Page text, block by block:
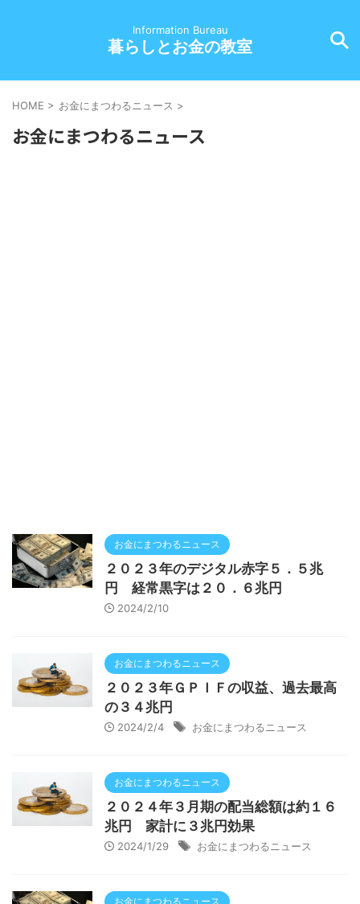
Information Bureau
暮らしとお金の教室
HOME > お金にまつわるニュース >
お金にまつわるニュース
お金にまつわるニュース
２０２３年のデジタル赤字５．５兆
円 経常黒字は２０．６兆円
2024/2/10
お金にまつわるニュース
２０２３年ＧＰＩＦの収益、過去最高
の３４兆円
2024/2/4 お金にまつわるニュース
お金にまつわるニュース
２０２４年３月期の配当総額は約１６
兆円 家計に３兆円効果
2024/1/29 お金にまつわるニュース
お金にまつわるニュース